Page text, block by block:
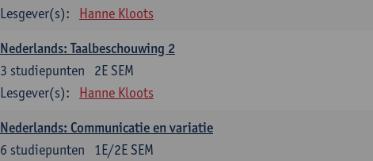
Lesgever(s):
Hanne Kloots
Nederlands: Taalbeschouwing 2
2E SEM
3 studiepunten
Lesgever(s):
Hanne Kloots
Nederlands: Communicatie en variatie
1E/2E SEM
6 studiepunten